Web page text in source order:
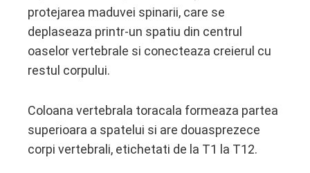
protejarea maduvei spinarii, care se
deplaseaza printr-un spatiu din centrul
oaselor vertebrale si conecteaza creierul cu
restul corpului.
Coloana vertebrala toracala formeaza partea
superioara a spatelui si are douasprezece
corpi vertebrali, etichetati de la T1 la T12.